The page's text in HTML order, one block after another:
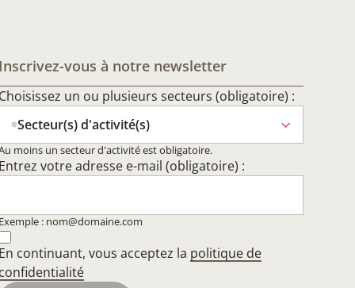
Inscrivez-vous à notre newsletter
Choisissez un ou plusieurs secteurs (obligatoire) :
Secteur(s) d'activité(s)
moins un secteur d'activité est obligatoire.
Entrez votre adresse e-mail (obligatoire) :
Exemple : nom@domaine.com
En continuant, vous acceptez la politique de
confidentialité